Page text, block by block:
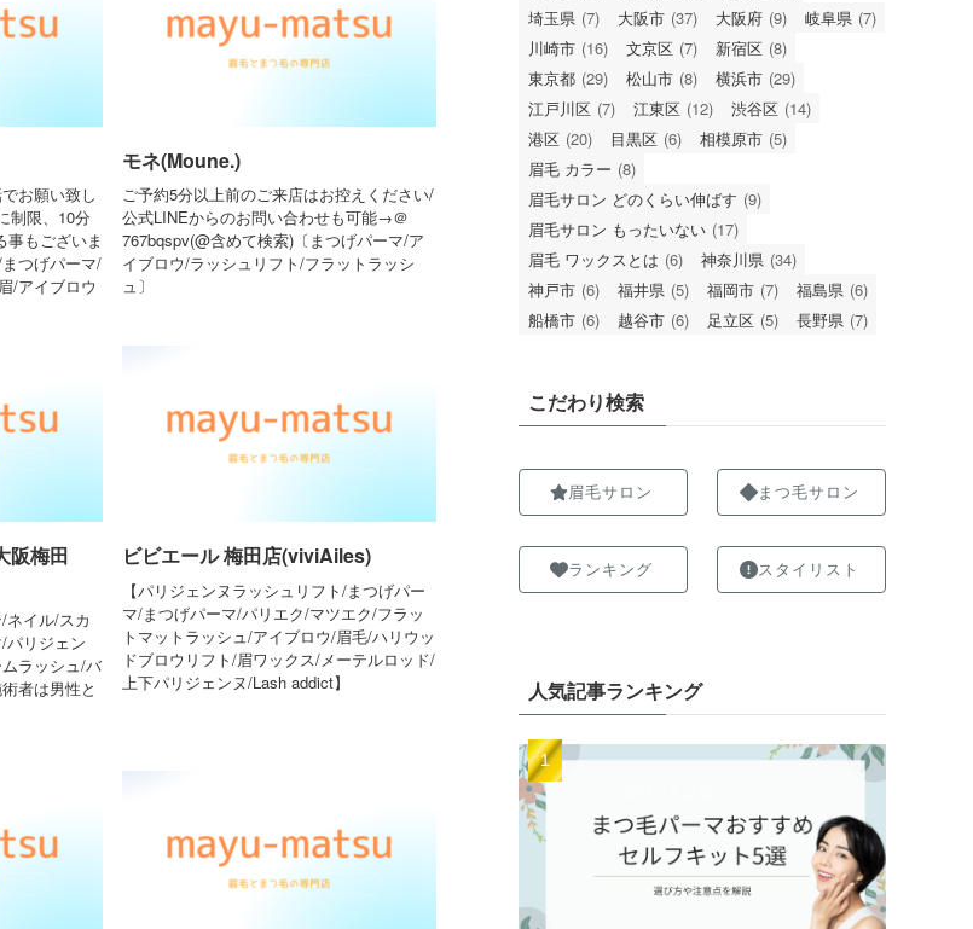
お願い致し
制限、10分
事もございま
つげパーマ/
/アイブロウ
モネ(Moune.)
ご予約5分以上前のご来店はお控えください/
公式LINEからのお問い合わせも可能→＠
767bqspv(@含めて検索)〔まつげパーマ/ア
イブロウ/ラッシュリフト/フラットラッシ
ュ〕
阪梅田
イル/スカ
パリジェン
ラッシュ/バ
者は男性と
ビビエール 梅田店(viviAiles)
【パリジェンヌラッシュリフト/まつげパー
マ/まつげパーマ/パリエク/マツエク/フラッ
トマットラッシュ/アイブロウ/眉毛/ハリウッ
ドブロウリフト/眉ワックス/メーテルロッド/
上下パリジェンヌ/Lash addict】
埼玉県 (7) 大阪市 (37) 大阪府 (9) 岐阜県 (7)
川崎市 (16) 文京区 (7) 新宿区 (8)
東京都 (29) 松山市 (8) 横浜市 (29)
江戸川区 (7) 江東区 (12) 渋谷区 (14)
港区 (20) 目黒区 (6) 相模原市 (5)
眉毛 カラー (8)
眉毛サロン どのくらい伸ばす (9)
眉毛サロン もったいない (17)
眉毛 ワックスとは (6) 神奈川県 (34)
神戸市 (6) 福井県 (5) 福岡市 (7) 福島県 (6)
船橋市 (6) 越谷市 (6) 足立区 (5) 長野県 (7)
こだわり検索
眉毛サロン
ランキング
まつ毛サロン
スタイリスト
人気記事ランキング